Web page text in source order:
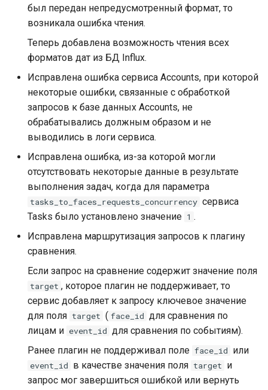
был передан непредусмотренный формат, то
возникала ошибка чтения.
Теперь добавлена возможность чтения всех
форматов дат из БД Influx.
Исправлена ошибка сервиса Accounts, при которой
некоторые ошибки, связанные с обработкой
запросов к базе данных Accounts, не
обрабатывались должным образом и не
выводились в логи сервиса.
Исправлена ошибка, из-за которой могли
отсутствовать некоторые данные в результате
выполнения задач, когда для параметра
tasks_to_faces_requests_concurrency сервиса
Tasks было установлено значение 1 .
Исправлена маршрутизация запросов к плагину
сравнения.
Если запрос на сравнение содержит значение поля
target , которое плагин не поддерживает, то
сервис добавляет к запросу ключевое значение
для поля target ( face_id для сравнения по
лицам и event_id для сравнения по событиям).
Ранее плагин не поддерживал поле face_id или
event_id в качестве значения поля target и
запрос мог завершиться ошибкой или вернуть